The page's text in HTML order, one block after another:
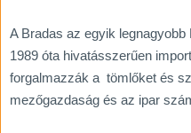
A Bradas az egyik
1989 óta hivatásszerűen
forgalmazzák a tömlőket és
mezőgazdaság és az ipar